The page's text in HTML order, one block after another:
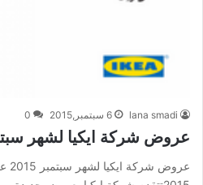
lana smadi 6 سبتمبر,2015 0
عروض شركة ايكيا لشهر سبتمبر